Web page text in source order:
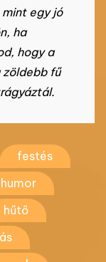
egy jó
ha
hogy a
zöldebb fű
festés
humor
hűtő